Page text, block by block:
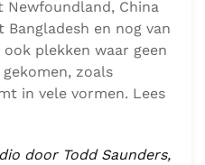
China
en nog van
plekken waar geen
zoals
in vele vormen. Lees
door Todd Saunders,